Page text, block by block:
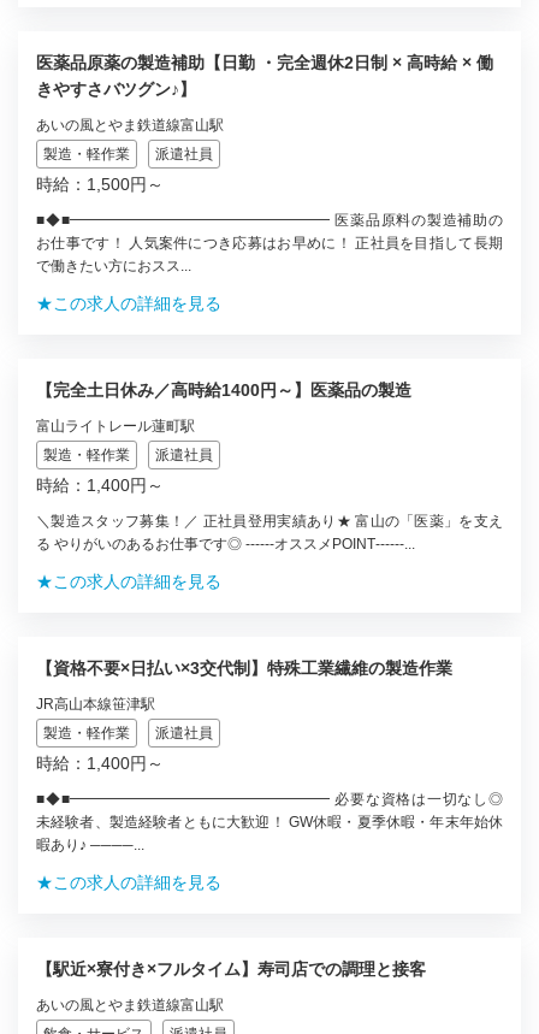
医薬品原薬の製造補助【日勤 ・完全週休2日制 × 高時給 × 働
きやすさバツグン♪】
あいの風とやま鉄道線富山駅
製造・軽作業
派遣社員
時給：1,500円～
■◆■━━━━━━━━━━━━━━━━━━ 医薬品原料の製造補助の
お仕事です！ 人気案件につき応募はお早めに！ 正社員を目指して長期
で働きたい方におスス...
★この求人の詳細を見る
【完全土日休み／高時給1400円～】医薬品の製造
富山ライトレール蓮町駅
製造・軽作業
派遣社員
時給：1,400円～
＼製造スタッフ募集！／ 正社員登用実績あり★ 富山の「医薬」を支え
る やりがいのあるお仕事です◎ ‐‐‐‐‐‐オススメPOINT‐‐‐‐‐‐...
★この求人の詳細を見る
【資格不要×日払い×3交代制】特殊工業繊維の製造作業
JR高山本線笹津駅
製造・軽作業
派遣社員
時給：1,400円～
■◆■━━━━━━━━━━━━━━━━━━ 必要な資格は一切なし◎
未経験者、製造経験者ともに大歓迎！ GW休暇・夏季休暇・年末年始休
暇あり♪ ────...
★この求人の詳細を見る
【駅近×寮付き×フルタイム】寿司店での調理と接客
あいの風とやま鉄道線富山駅